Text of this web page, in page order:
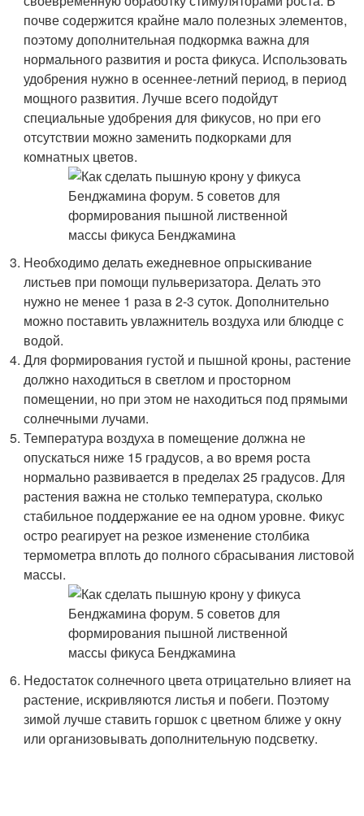
почве содержится крайне мало полезных элементов,
поэтому дополнительная подкормка важна для
нормального развития и роста фикуса. Использовать
удобрения нужно в осеннее-летний период, в период
мощного развития. Лучше всего подойдут
специальные удобрения для фикусов, но при его
отсутствии можно заменить подкорками для
комнатных цветов.
Необходимо делать ежедневное опрыскивание
листьев при помощи пульверизатора. Делать это
нужно не менее 1 раза в 2-3 суток. Дополнительно
можно поставить увлажнитель воздуха или блюдце с
водой.
Для формирования густой и пышной кроны, растение
должно находиться в светлом и просторном
помещении, но при этом не находиться под прямыми
солнечными лучами.
Температура воздуха в помещение должна не
опускаться ниже 15 градусов, а во время роста
нормально развивается в пределах 25 градусов. Для
растения важна не столько температура, сколько
стабильное поддержание ее на одном уровне. Фикус
остро реагирует на резкое изменение столбика
термометра вплоть до полного сбрасывания листовой
массы.
Недостаток солнечного цвета отрицательно влияет на
растение, искривляются листья и побеги. Поэтому
зимой лучше ставить горшок с цветном ближе у окну
или организовывать дополнительную подсветку.